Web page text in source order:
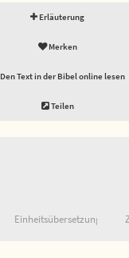
Erläuterung
Merken
Den Text in der Bibel online lesen
Teilen
Einheitsübersetzung